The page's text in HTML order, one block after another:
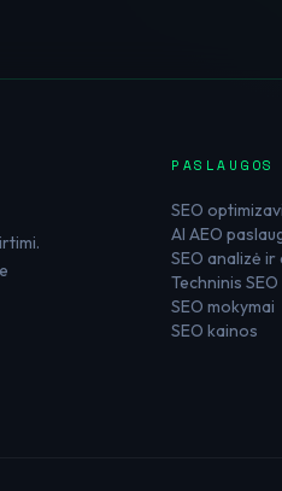
PASLAUGOS
SEO
AI AEO
SEO analizė ir
Techninis SEO
SEO mokymai
SEO kainos